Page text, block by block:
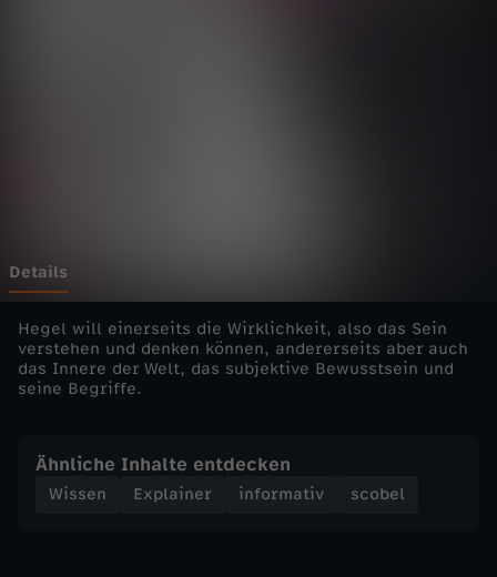
-
D
e
U
Details
Hegel will einerseits die Wirklichkeit, also das Sein
verstehen und denken können, andererseits aber auch
das Innere der Welt, das subjektive Bewusstsein und
seine Begriffe.
Ähnliche Inhalte entdecken
Wissen Explainer informativ scobel